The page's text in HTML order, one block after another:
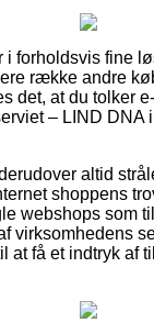
i forholdsvis fine
række andre
det, at du tolker
– LIND DNA
altid
shoppens
webshops som
virksomhedens
at få et indtryk af